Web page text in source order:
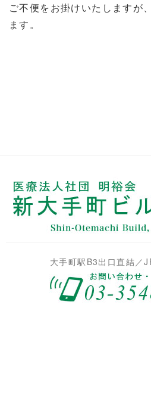
ご不便をお掛けいたしますが
ます。
大手町駅B3出口直結／